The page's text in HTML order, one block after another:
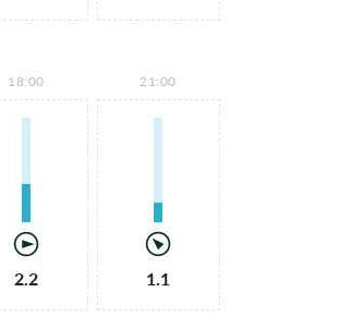
18:00
2.2
21:00
1.1